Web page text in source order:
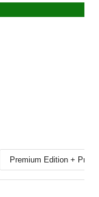
Premium Edition +